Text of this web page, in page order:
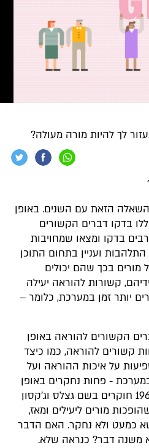
לך להיות מורה מעולה?
הזאת עם השנים. באופן
בדקו דברים הקשורים
בדקו ומצאו שמחויבות
ועניין בתחום התוכן
מורים בכך שהם יכולים
קשורות להוראה יעילה
יותר זמן במערכת, כלומר –
הקשורים להוראה באופן
קשורים להוראה, כמו כיצד
על איכות ההוראה ועל
- פחות נחקרים באופן
משמעותי. למעשה, בשנת 1963 חוקרים בשם גצלס וג'קסון
מורים ליעילים ומאז,
שנים, הנושא כמעט ולא נחקר. האם הדבר
משנה דבר? כנראה שלא.